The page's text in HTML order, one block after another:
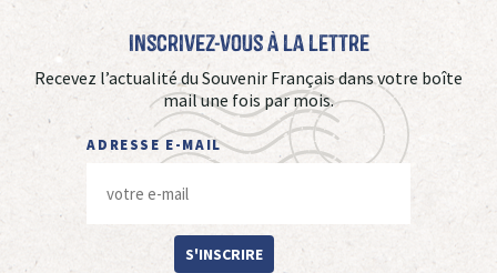
Inscrivez-vous à La Lettre
Recevez l’actualité du Souvenir Français dans votre boîte
mail une fois par mois.
ADRESSE E-MAIL
S'INSCRIRE